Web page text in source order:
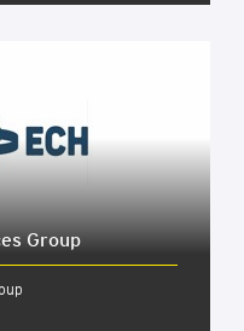
Group